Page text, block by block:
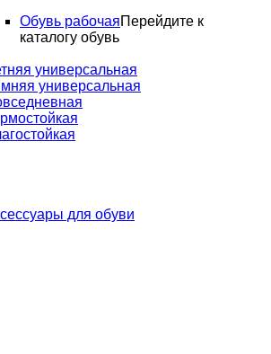
Обувь рабочаяПерейдите к
каталогу обувь
универсальная
универсальная
для обуви